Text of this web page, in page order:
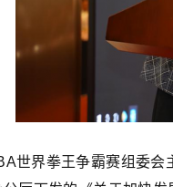
世界拳王争霸赛组委